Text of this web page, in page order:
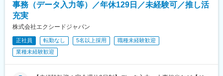
駅、吉松駅、国分駅(鹿児島県)、大隅横川駅、阿久根駅、鹿児島
蘇駅、八代駅、人吉駅、水前寺公園駅、肥後大津駅、原水駅、荒
駅、大分駅、由布院駅、別府駅(大分県)、中津駅(大分県)、賀来
駅、日田駅、東中津駅、南由布駅、長崎駅前駅、佐世保駅、南風
事務（データ入力等）／年休129日／未経験可／推し活
充実
株式会社エクシードジャパン
正社員 転勤なし 5名以上採用
職種未経験歓迎
業種未経験歓迎